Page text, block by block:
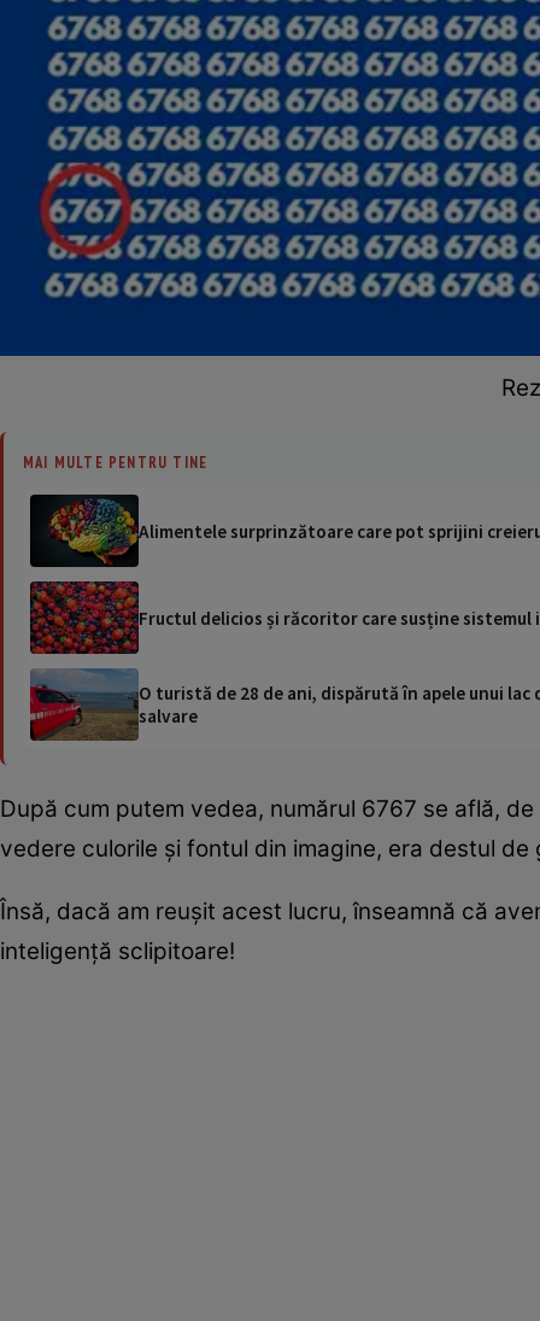
MAI MULTE PENTRU TINE
Alimentele surprinzătoare care pot sprijini
Fructul delicios și răcoritor care susține
O turistă de 28 de ani, dispărută în apele unui
salvare
După cum putem vedea, numărul 6767 se află,
vedere culorile și fontul din imagine, era destul
Însă, dacă am reușit acest lucru, înseamnă că
inteligență sclipitoare!